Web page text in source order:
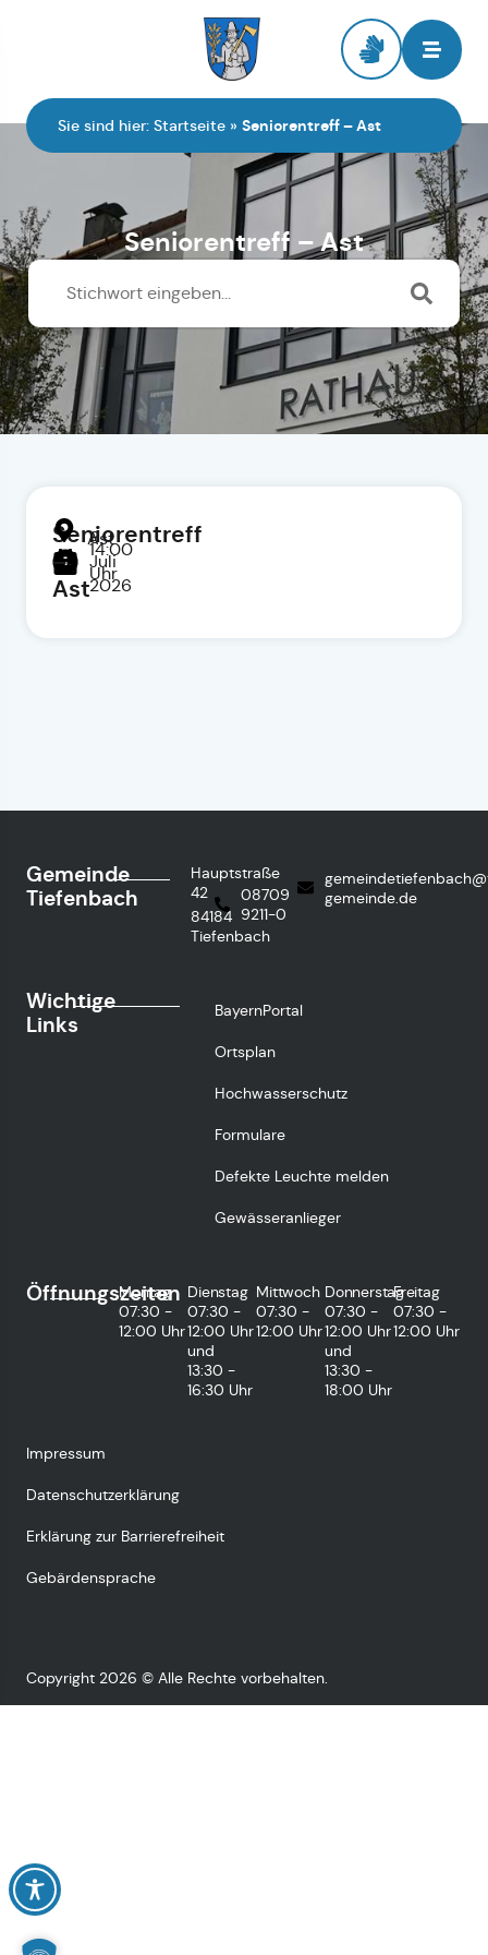
Sie sind hier: Startseite » Seniorentreff – Ast
Seniorentreff – Ast
8.
Juli
2026
14:00
Uhr
Seniorentreff
–
Ast
Ast
Gemeinde
Tiefenbach
Hauptstraße
42
84184
Tiefenbach
08709
9211-0
gemeinde.de
Wichtige
Links
BayernPortal
Ortsplan
Hochwasserschutz
Formulare
Defekte Leuchte melden
Gewässeranlieger
Öffnungszeiten
Montag
07:30 -
12:00 Uhr
Dienstag
07:30 -
12:00 Uhr
und
13:30 -
16:30 Uhr
Mittwoch
07:30 -
12:00 Uhr
Donnerstag
07:30 -
12:00 Uhr
und
13:30 -
18:00 Uhr
Freitag
07:30 -
12:00 Uhr
Impressum
Datenschutzerklärung
Erklärung zur Barrierefreiheit
Gebärdensprache
Copyright 2026 © Alle Rechte vorbehalten.